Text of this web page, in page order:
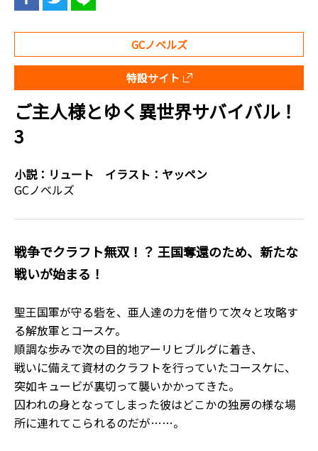
GCノベルズ
特設サイト
ご主人様とゆく異世界サバイバル！
3
小説： リュート イラスト： ヤッペン
GCノベルズ
戦争でクラフト無双！？ 王国奪還のため、新たな
戦いが始まる！
聖王国軍が守る砦を、亜人達の力を借りて次々と攻略す
る解放軍とコースケ。
順調な歩みで次の目的地アーリヒブルグに着き、
戦いに備えて資材のクラフトを行っていたコースケに、
突如キュービが裏切って襲いかかってきた。
囚われの身となってしまった彼はどこかの独房の様な場
所に連れてこられるのだが……。